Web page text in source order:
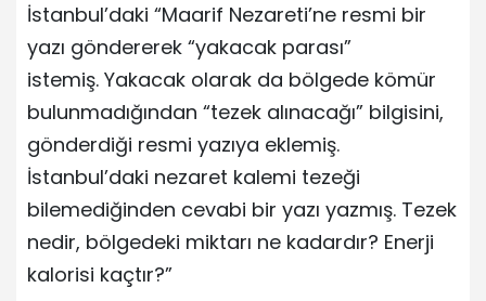
İstanbul’daki “Maarif Nezareti’ne resmi bir
yazı göndererek “yakacak parası”
istemiş. Yakacak olarak da bölgede kömür
bulunmadığından “tezek alınacağı” bilgisini,
gönderdiği resmi yazıya eklemiş.
İstanbul’daki nezaret kalemi tezeği
bilemediğinden cevabi bir yazı yazmış. Tezek
nedir, bölgedeki miktarı ne kadardır? Enerji
kalorisi kaçtır?”